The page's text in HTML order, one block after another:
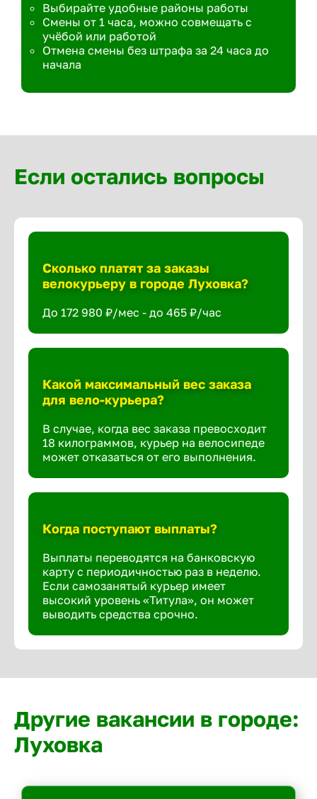
Выбирайте удобные районы работы
Смены от 1 часа, можно совмещать с
учёбой или работой
Отмена смены без штрафа за 24 часа до
начала
Если остались вопросы
Сколько платят за заказы
велокурьеру в городе Луховка?
До 172 980 ₽/мес - до 465 ₽/час
Какой максимальный вес заказа
для вело-курьера?
В случае, когда вес заказа превосходит
18 килограммов, курьер на велосипеде
может отказаться от его выполнения.
Когда поступают выплаты?
Выплаты переводятся на банковскую
карту с периодичностью раз в неделю.
Если самозанятый курьер имеет
высокий уровень «Титула», он может
выводить средства срочно.
Другие вакансии в городе:
Луховка